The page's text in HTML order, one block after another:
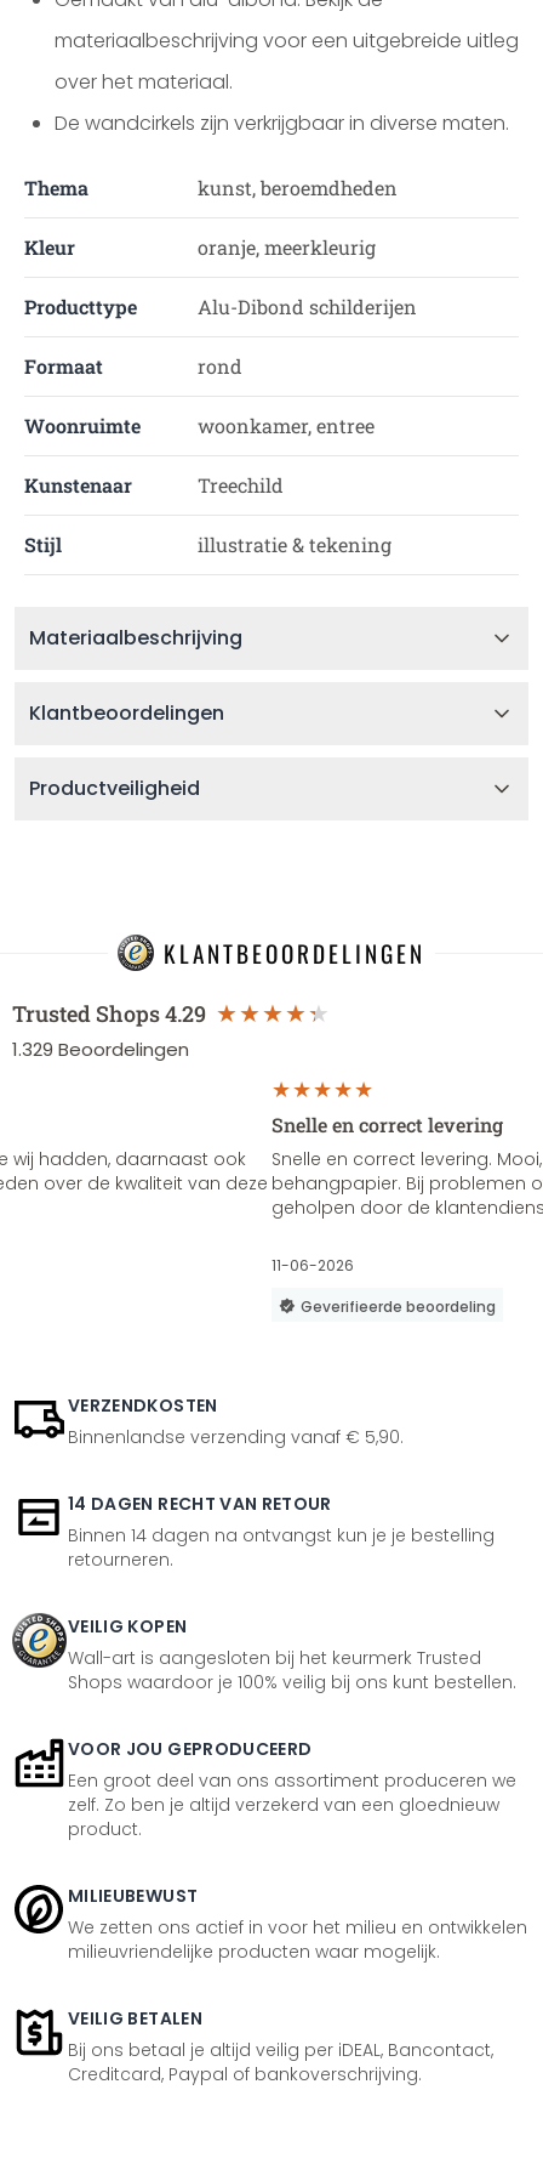
materiaalbeschrijving voor een uitgebreide uitleg
over het materiaal.
De wandcirkels zijn verkrijgbaar in diverse maten.
Thema kunst, beroemdheden
Kleur oranje, meerkleurig
Producttype Alu-Dibond schilderijen
Formaat rond
Woonruimte woonkamer, entree
Kunstenaar Treechild
Stijl illustratie & tekening
Materiaalbeschrijving
Klantbeoordelingen
Productveiligheid
KLANTBEOORDELINGEN
Trusted Shops4.29
1.329 Beoordelingen
wij hadden, daarnaast ook
over de kwaliteit van deze
Snelle en correct levering
Snelle en correct levering.
behangpapier. Bij problemen
geholpen door de
11-06-2026
Geverifieerde beoordeling
VERZENDKOSTEN
Binnenlandse verzending vanaf € 5,90.
14 DAGEN RECHT VAN RETOUR
Binnen 14 dagen na ontvangst kun je je bestelling
retourneren.
VEILIG KOPEN
Wall-art is aangesloten bij het keurmerk Trusted
Shops waardoor je 100% veilig bij ons kunt bestellen.
VOOR JOU GEPRODUCEERD
Een groot deel van ons assortiment produceren we
zelf. Zo ben je altijd verzekerd van een gloednieuw
product.
MILIEUBEWUST
We zetten ons actief in voor het milieu en ontwikkelen
milieuvriendelijke producten waar mogelijk.
VEILIG BETALEN
Bij ons betaal je altijd veilig per iDEAL, Bancontact,
Creditcard, Paypal of bankoverschrijving.